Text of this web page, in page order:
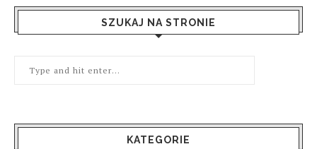
SZUKAJ NA STRONIE
KATEGORIE